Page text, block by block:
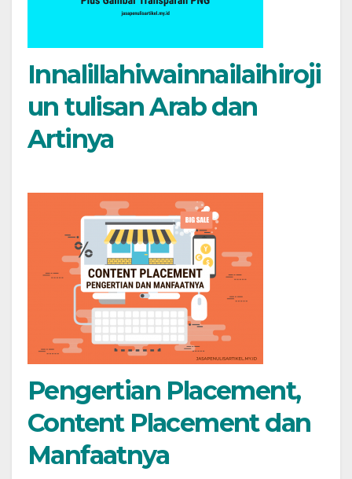
Innalillahiwainnailaihiroji
un tulisan Arab dan
Artinya
Pengertian Placement,
Content Placement dan
Manfaatnya